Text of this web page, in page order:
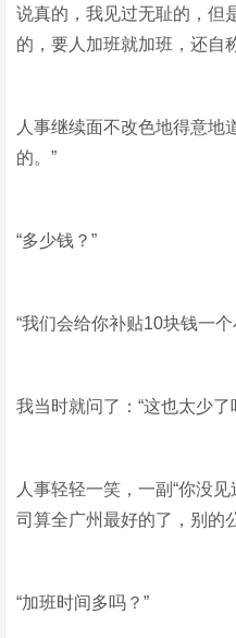
说真的，我见过无耻的，但
的，要人加班就加班，还自
人事继续面不改色地得意地
的。”
“多少钱？”
“我们会给你补贴10块钱一
我当时就问了：“这也太少了
人事轻轻一笑，一副“你没
司算全广州最好的了，别的
“加班时间多吗？”